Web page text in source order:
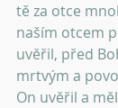
tě za otce
naším otcem
uvěřil, před
mrtvým a
On uvěřil a